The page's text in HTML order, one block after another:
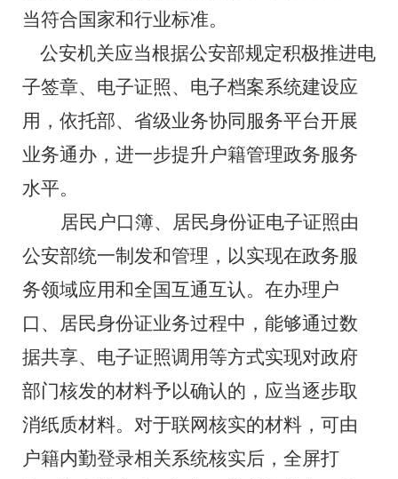
当符合国家和行业标准。
公安机关应当根据公安部规定积极推进电
子签章、电子证照、电子档案系统建设应
用，依托部、省级业务协同服务平台开展
业务通办，进一步提升户籍管理政务服务
水平。
居民户口簿、居民身份证电子证照由
公安部统一制发和管理，以实现在政务服
务领域应用和全国互通互认。在办理户
口、居民身份证业务过程中，能够通过数
据共享、电子证照调用等方式实现对政府
部门核发的材料予以确认的，应当逐步取
消纸质材料。对于联网核实的材料，可由
户籍内勤登录相关系统核实后，全屏打